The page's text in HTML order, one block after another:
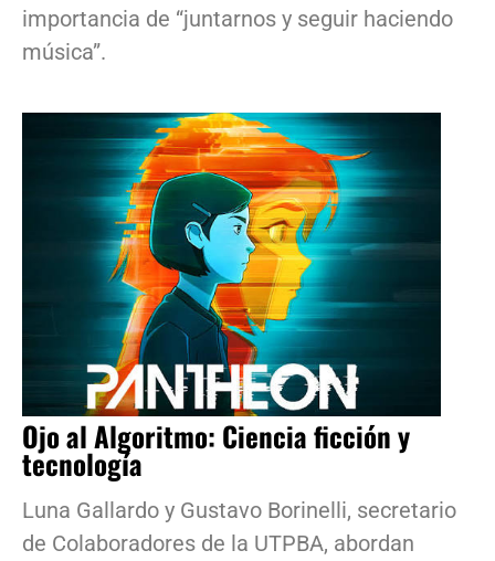
importancia de “juntarnos y seguir haciendo
música”.
Ojo al Algoritmo: Ciencia ficción y
tecnología
Luna Gallardo y Gustavo Borinelli, secretario
de Colaboradores de la UTPBA, abordan